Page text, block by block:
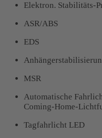
Elektron. Stabilitäts-
ASR/ABS
EDS
MSR
Automatische
Coming-Home-
Tagfahrlicht LED